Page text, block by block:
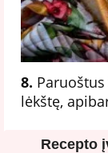
8.
lėkštę,
Recepto